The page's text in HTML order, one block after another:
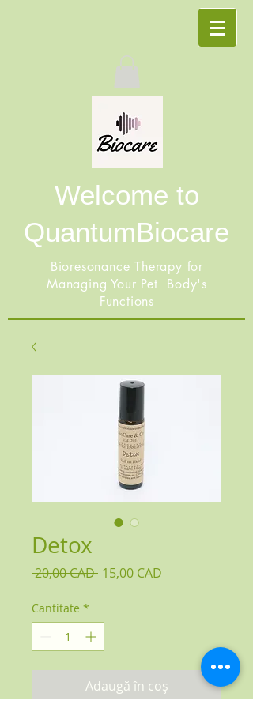
Welcome to
QuantumBiocare
Bioresonance Therapy for
Managing Your Pet Body's
Functions
Detox
20,00 CAD Preț normal
15,00 CAD
Cantitate *
Adaugă în coș